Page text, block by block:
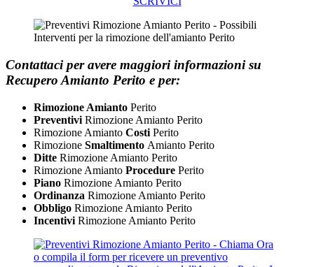
Contattaci per avere maggiori informazioni su
Recupero Amianto Perito e per:
Rimozione Amianto Perito
Preventivi Rimozione Amianto Perito
Rimozione Amianto Costi Perito
Rimozione Smaltimento Amianto Perito
Ditte Rimozione Amianto Perito
Rimozione Amianto Procedure Perito
Piano Rimozione Amianto Perito
Ordinanza Rimozione Amianto Perito
Obbligo ​Rimozione Amianto Perito
Incentivi ​Rimozione Amianto Perito